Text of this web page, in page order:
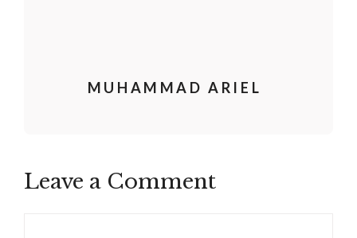
MUHAMMAD ARIEL
Leave a Comment